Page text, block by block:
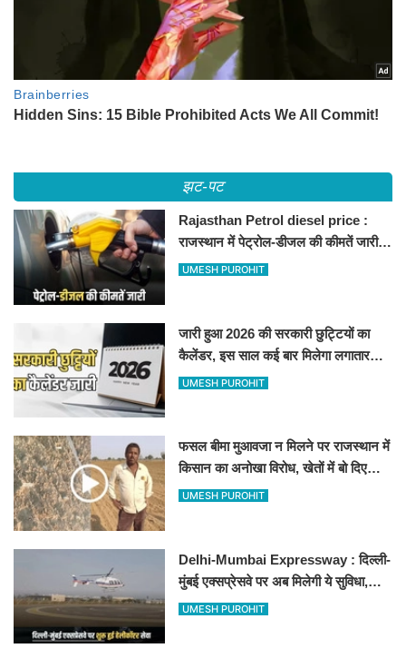
झट-पट
Rajasthan Petrol diesel price :
राजस्थान में पेट्रोल-डीजल की कीमतें जारी,
जानिए बीकानेर समेत पुरे प्रदेश में नए रेट
UMESH PUROHIT
जारी हुआ 2026 की सरकारी छुट्टियों का
कैलेंडर, इस साल कई बार मिलेगा लगातार
अवकाश, देखें
UMESH PUROHIT
फसल बीमा मुआवजा न मिलने पर राजस्थान में
किसान का अनोखा विरोध, खेतों में बो दिए
500-500 रुपए के नोट, वीडियो वायरल
UMESH PUROHIT
Delhi-Mumbai Expressway : दिल्ली-
मुंबई एक्सप्रेसवे पर अब मिलेगी ये सुविधा,
हेलीकॉप्टर सर्विस से तुरंत घायल पहुंचेगा
UMESH PUROHIT